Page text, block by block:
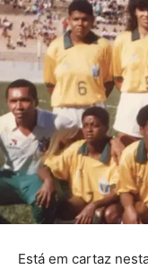
Está em cartaz